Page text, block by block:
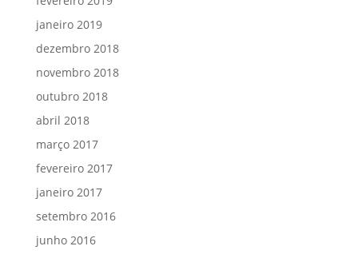
janeiro 2019
dezembro 2018
novembro 2018
outubro 2018
abril 2018
março 2017
fevereiro 2017
janeiro 2017
setembro 2016
junho 2016